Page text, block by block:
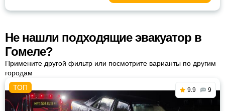
Не нашли подходящие эвакуатор в
Гомеле?
Примените другой фильтр или посмотрите варианты по другим
городам
9.9 9